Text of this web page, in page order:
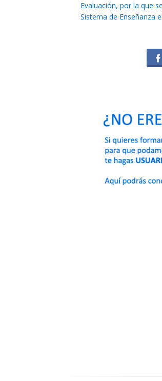
Evaluación, por la que
Sistema de Enseñanza